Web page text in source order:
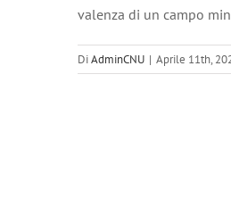
valenza di un campo
DiAdminCNU | Aprile 11th,